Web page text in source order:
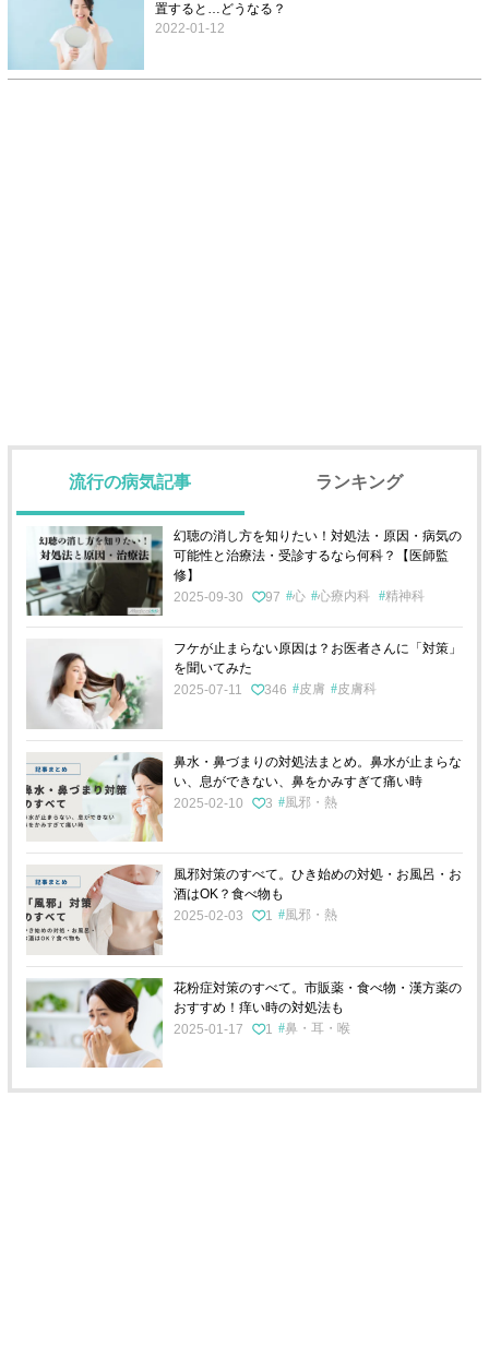
置すると…どうなる？
2022-01-12
流行の病気記事 ランキング
幻聴の消し方を知りたい！対処法・原因・病気の
可能性と治療法・受診するなら何科？【医師監
修】
2025-09-30
97 心 心療内科 精神科
フケが止まらない原因は？お医者さんに「対策」
を聞いてみた
2025-07-11
346 皮膚 皮膚科
鼻水・鼻づまりの対処法まとめ。鼻水が止まらな
い、息ができない、鼻をかみすぎて痛い時
2025-02-10
3 風邪・熱
風邪対策のすべて。ひき始めの対処・お風呂・お
酒はOK？食べ物も
2025-02-03
1 風邪・熱
花粉症対策のすべて。市販薬・食べ物・漢方薬の
おすすめ！痒い時の対処法も
2025-01-17
1 鼻・耳・喉